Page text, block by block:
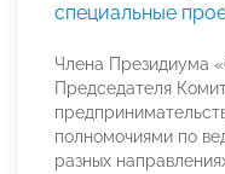
специальные
Члена
Председателя
полномочиями по
разных